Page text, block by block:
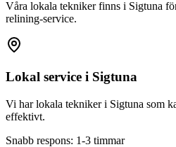
Våra lokala tekniker finns i Sigtuna
relining-service.
Lokal service i Sigtuna
Vi har lokala tekniker i Sigtuna som
effektivt.
Snabb respons: 1-3 timmar